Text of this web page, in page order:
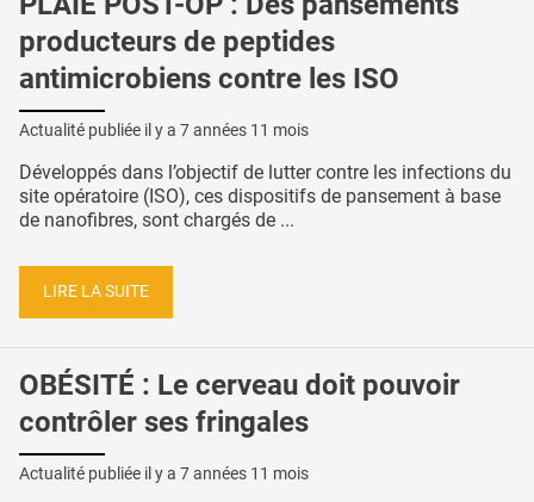
producteurs de peptides
antimicrobiens contre les ISO
Actualité publiée il y a 7 années 11 mois
Développés dans l’objectif de lutter contre les infections du
site opératoire (ISO), ces dispositifs de pansement à base
de nanofibres, sont chargés de ...
LIRE LA SUITE
OBÉSITÉ : Le cerveau doit pouvoir
contrôler ses fringales
Actualité publiée il y a 7 années 11 mois